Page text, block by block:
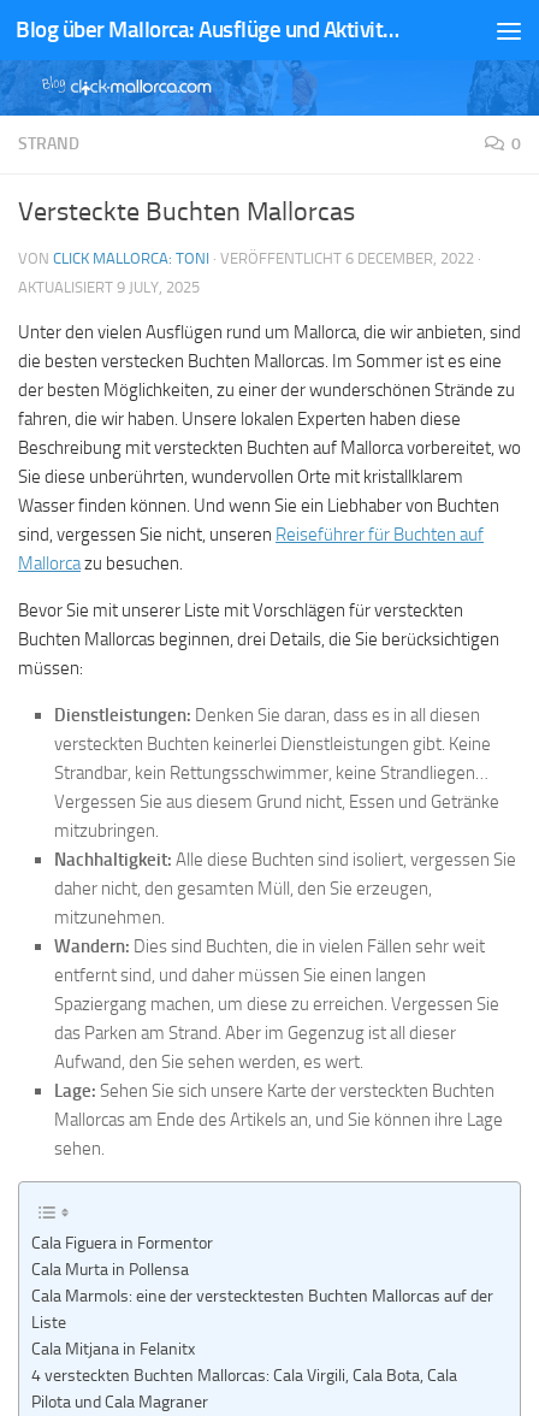
Zum Inhalt springen Blog über Mallorca: Ausflüge und Aktivitäten
STRAND 0
Versteckte Buchten Mallorcas
VON CLICK MALLORCA: TONI · VERÖFFENTLICHT 6 DECEMBER, 2022 ·
AKTUALISIERT 9 JULY, 2025
Unter den vielen Ausflügen rund um Mallorca, die wir anbieten, sind
die besten verstecken Buchten Mallorcas. Im Sommer ist es eine
der besten Möglichkeiten, zu einer der wunderschönen Strände zu
fahren, die wir haben. Unsere lokalen Experten haben diese
Beschreibung mit versteckten Buchten auf Mallorca vorbereitet, wo
Sie diese unberührten, wundervollen Orte mit kristallklarem
Wasser finden können. Und wenn Sie ein Liebhaber von Buchten
sind, vergessen Sie nicht, unseren Reiseführer für Buchten auf
Mallorcazu besuchen.
Bevor Sie mit unserer Liste mit Vorschlägen für versteckten
Buchten Mallorcas beginnen, drei Details, die Sie berücksichtigen
müssen:
Dienstleistungen: Denken Sie daran, dass es in all diesen
versteckten Buchten keinerlei Dienstleistungen gibt. Keine
Strandbar, kein Rettungsschwimmer, keine Strandliegen…
Vergessen Sie aus diesem Grund nicht, Essen und Getränke
mitzubringen.
Nachhaltigkeit: Alle diese Buchten sind isoliert, vergessen Sie
daher nicht, den gesamten Müll, den Sie erzeugen,
mitzunehmen.
Wandern: Dies sind Buchten, die in vielen Fällen sehr weit
entfernt sind, und daher müssen Sie einen langen
Spaziergang machen, um diese zu erreichen. Vergessen Sie
das Parken am Strand. Aber im Gegenzug ist all dieser
Aufwand, den Sie sehen werden, es wert.
Lage: Sehen Sie sich unsere Karte der versteckten Buchten
Mallorcas am Ende des Artikels an, und Sie können ihre Lage
sehen.
Cala Figuera in Formentor
Cala Murta in Pollensa
Cala Marmols: eine der verstecktesten Buchten Mallorcas auf der
Liste
Cala Mitjana in Felanitx
4 versteckten Buchten Mallorcas: Cala Virgili, Cala Bota, Cala
Pilota und Cala Magraner